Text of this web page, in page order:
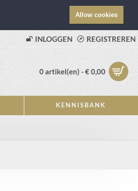
INLOGGEN REGISTREREN
0 artikel(en) - € 0,00
KENNISBANK
Allow cookies